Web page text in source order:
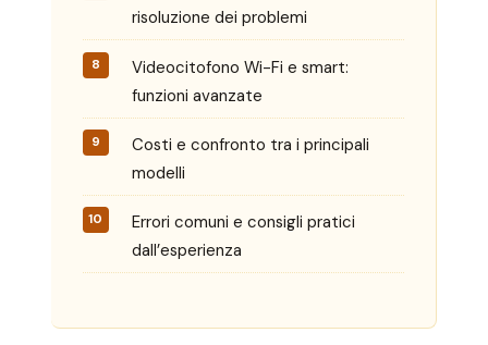
risoluzione dei problemi
Videocitofono Wi-Fi e smart:
funzioni avanzate
Costi e confronto tra i principali
modelli
Errori comuni e consigli pratici
dall’esperienza